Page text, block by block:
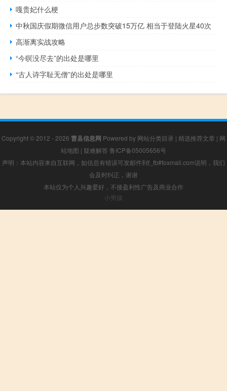
嘎贵妃什么梗
中秋国庆假期微信用户总步数突破15万亿 相当于登陆火星40次
高渐离实战攻略
“今暝没尽去”的出处是哪里
“古人诗字耻无僧”的出处是哪里
Copyright © 2012 - 2026 曹县信息网 Powered by 网站分类目录 | 精选推荐文章 | 网
站地图 | 疑难解答 鲁ICP备05005656号
声明：本站内容来自互联网，如信息有错误可发邮件到f_fb#foxmail.com说明，我们
会及时纠正，谢谢
本站仅为个人兴趣爱好，不接盈利性广告及商业合作
小男孩